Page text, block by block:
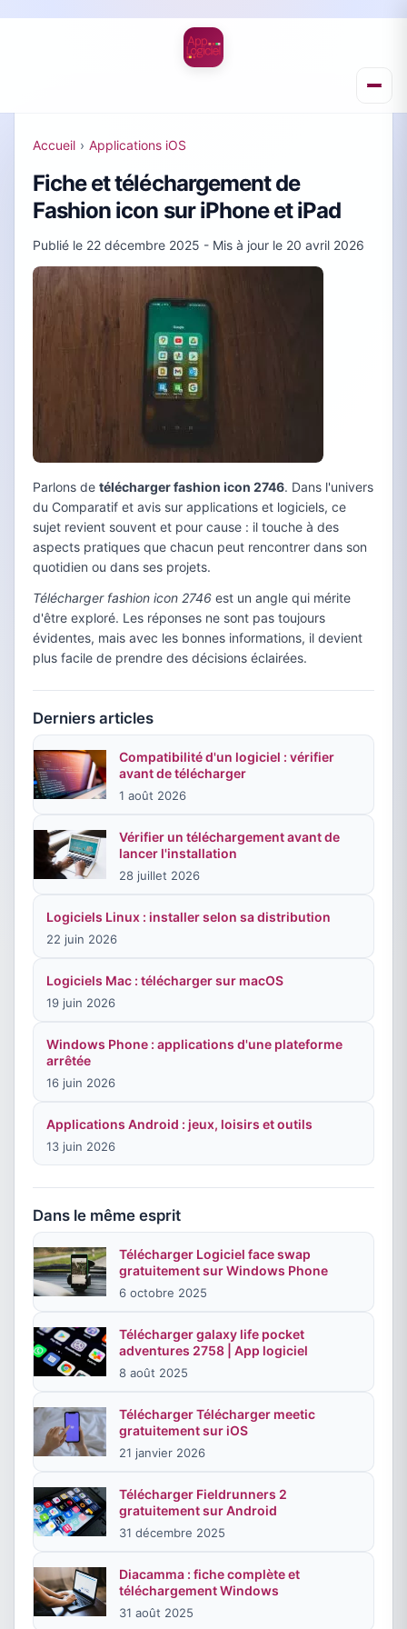
Accueil › Applications iOS
Fiche et téléchargement de
Fashion icon sur iPhone et iPad
Publié le 22 décembre 2025 - Mis à jour le 20 avril 2026
Parlons de télécharger fashion icon 2746. Dans l'univers
du Comparatif et avis sur applications et logiciels, ce
sujet revient souvent et pour cause : il touche à des
aspects pratiques que chacun peut rencontrer dans son
quotidien ou dans ses projets.
Télécharger fashion icon 2746 est un angle qui mérite
d'être exploré. Les réponses ne sont pas toujours
évidentes, mais avec les bonnes informations, il devient
plus facile de prendre des décisions éclairées.
Derniers articles
Compatibilité d'un logiciel : vérifier
avant de télécharger
1 août 2026
Vérifier un téléchargement avant de
lancer l'installation
28 juillet 2026
Logiciels Linux : installer selon sa distribution
22 juin 2026
Logiciels Mac : télécharger sur macOS
19 juin 2026
Windows Phone : applications d'une plateforme
arrêtée
16 juin 2026
Applications Android : jeux, loisirs et outils
13 juin 2026
Dans le même esprit
Télécharger Logiciel face swap
gratuitement sur Windows Phone
6 octobre 2025
Télécharger galaxy life pocket
adventures 2758 | App logiciel
8 août 2025
Télécharger Télécharger meetic
gratuitement sur iOS
21 janvier 2026
Télécharger Fieldrunners 2
gratuitement sur Android
31 décembre 2025
Diacamma : fiche complète et
téléchargement Windows
31 août 2025